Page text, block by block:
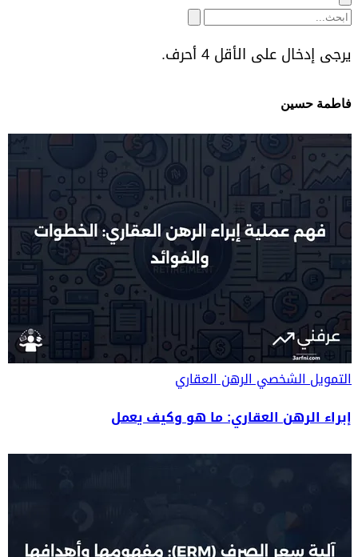
يرجى إدخال على الأقل 4 أحرف.
فاطمة حسين
التمويل الشخصيالرهن العقاري
إبراء الرهن العقاري: ما هو وكيف يعمل